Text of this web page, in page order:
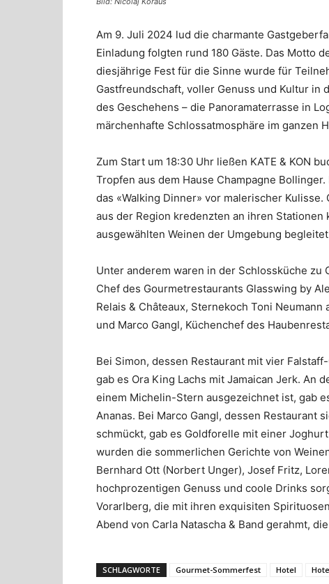
Am 9. Juli 2024 lud die charmante
Einladung folgten rund 180 Gäste. Das Motto
diesjährige Fest für die Sinne wurde für
Gastfreundschaft, voller Genuss und Kultur in
des Geschehens – die Panoramaterrasse in
märchenhafte Schlossatmosphäre im ganzen
Zum Start um 18:30 Uhr ließen KATE & KON
Tropfen aus dem Hause Champagne
das «Walking Dinner» vor malerischer
aus der Region kredenzten an ihren
ausgewählten Weinen der Umgebung
Unter anderem waren in der Schlossküche zu
Chef des Gourmetrestaurants Glasswing by
Relais & Châteaux, Sternekoch Toni
und Marco Gangl, Küchenchef des
Bei Simon, dessen Restaurant mit vier
gab es Ora King Lachs mit Jamaican Jerk. An
einem Michelin-Stern ausgezeichnet ist, gab
Ananas. Bei Marco Gangl, dessen Restaurant
schmückt, gab es Goldforelle mit einer
wurden die sommerlichen Gerichte von
Bernhard Ott (Norbert Unger), Josef Fritz,
hochprozentigen Genuss und coole Drinks
Vorarlberg, die mit ihren exquisiten
Abend von Carla Natascha & Band gerahmt,
SCHLAGWORTE Gourmet-Sommerfest Hotel